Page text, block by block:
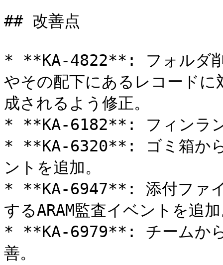
## 改善点
* **KA-4822**: フォルダ削
やその配下にあるレコードに
成されるよう修正。
* **KA-6182**: フィンラン
* **KA-6320**: ゴミ箱から
ントを追加。
* **KA-6947**: 添付ファイ
するARAM監査イベントを追
* **KA-6979**: チームから
善。